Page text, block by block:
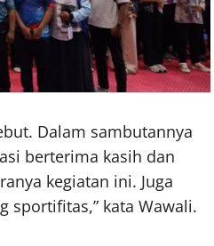
Dalam sambutannya
berterima kasih dan
kegiatan ini. Juga
sportifitas,” kata Wawali.